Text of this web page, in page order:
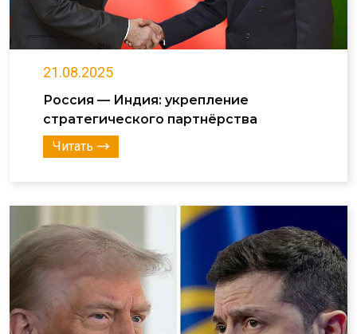
21.08.2025
Россия — Индия: укрепление
стратегического партнёрства
Читать